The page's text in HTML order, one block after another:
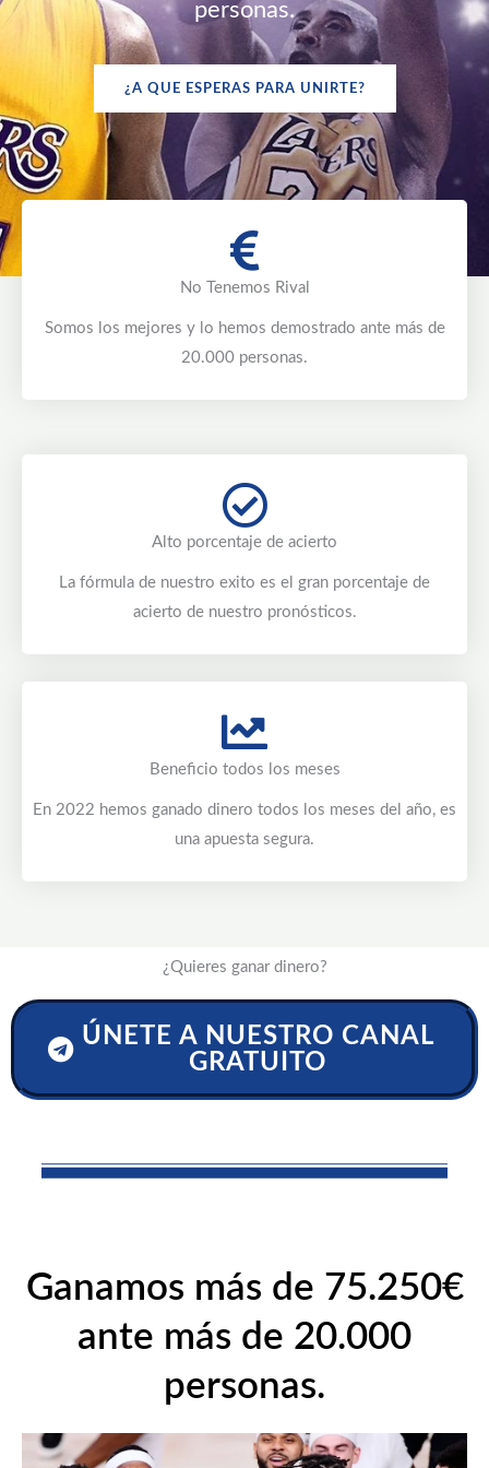
personas.
¿A QUE ESPERAS PARA UNIRTE?
No Tenemos Rival
Somos los mejores y lo hemos demostrado ante más de
20.000 personas.
Alto porcentaje de acierto
La fórmula de nuestro exito es el gran porcentaje de
acierto de nuestro pronósticos.
Beneficio todos los meses
En 2022 hemos ganado dinero todos los meses del año, es
una apuesta segura.
¿Quieres ganar dinero?
ÚNETE A NUESTRO CANAL
GRATUITO
Ganamos más de 75.250€
ante más de 20.000
personas.